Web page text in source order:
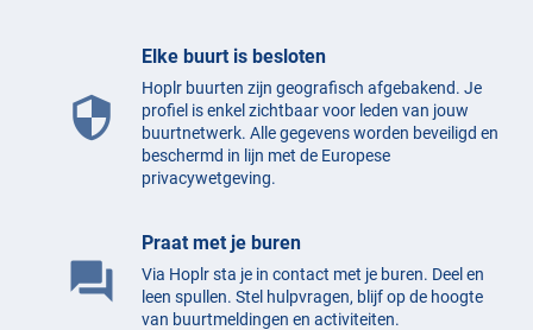
security
Elke buurt is besloten
Hoplr buurten zijn geografisch afgebakend. Je
profiel is enkel zichtbaar voor leden van jouw
buurtnetwerk. Alle gegevens worden beveiligd en
beschermd in lijn met de Europese
privacywetgeving.
question_answer
Praat met je buren
Via Hoplr sta je in contact met je buren. Deel en
leen spullen. Stel hulpvragen, blijf op de hoogte
van buurtmeldingen en activiteiten.